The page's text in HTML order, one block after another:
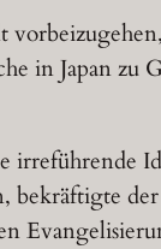
in Japan zu
irreführende
bekräftigte